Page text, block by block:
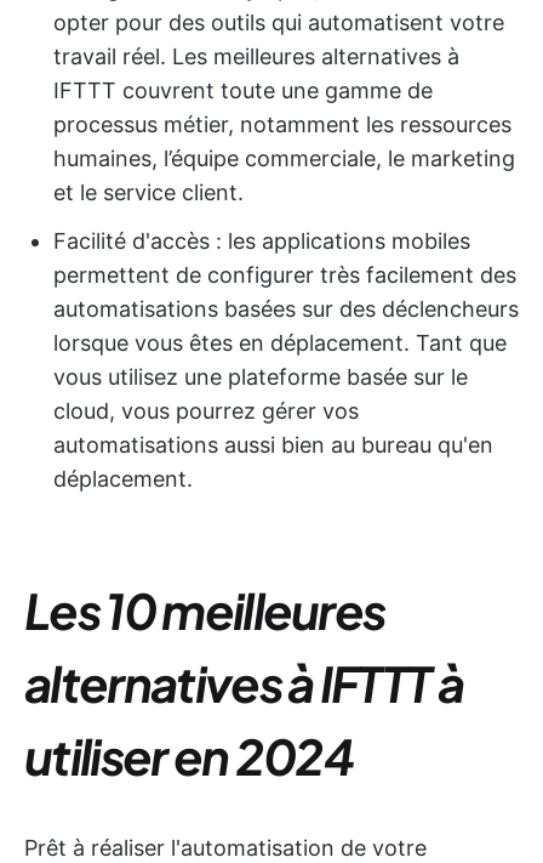
opter pour des outils qui automatisent votre
travail réel. Les meilleures alternatives à
IFTTT couvrent toute une gamme de
processus métier, notamment les ressources
humaines, l’équipe commerciale, le marketing
et le service client.
Facilité d'accès : les applications mobiles
permettent de configurer très facilement des
automatisations basées sur des déclencheurs
lorsque vous êtes en déplacement. Tant que
vous utilisez une plateforme basée sur le
cloud, vous pourrez gérer vos
automatisations aussi bien au bureau qu'en
déplacement.
Les 10 meilleures
alternatives à IFTTT à
utiliser en 2024
Prêt à réaliser l'automatisation de votre